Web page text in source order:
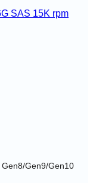
SAS 15K rpm
Gen9/Gen10